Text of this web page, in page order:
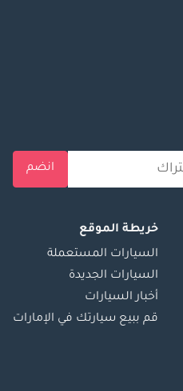
انضم
خريطة الموقع
السيارات المستعملة
السيارات الجديدة
أخبار السيارات
قم ببيع سيارتك في الإمارات